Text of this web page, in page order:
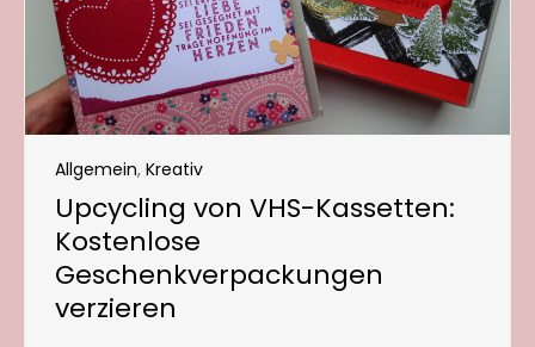
Allgemein, Kreativ
Upcycling von VHS-Kassetten:
Kostenlose
Geschenkverpackungen
verzieren